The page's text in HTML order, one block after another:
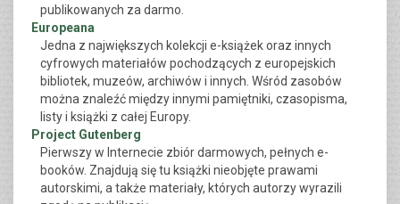
publikowanych za darmo.
Europeana
Jedna z największych kolekcji e-książek oraz innych
cyfrowych materiałów pochodzących z europejskich
bibliotek, muzeów, archiwów i innych. Wśród zasobów
można znaleźć między innymi pamiętniki, czasopisma,
listy i książki z całej Europy.
Project Gutenberg
Pierwszy w Internecie zbiór darmowych, pełnych e-
booków. Znajdują się tu książki nieobjęte prawami
autorskimi, a także materiały, których autorzy wyrazili